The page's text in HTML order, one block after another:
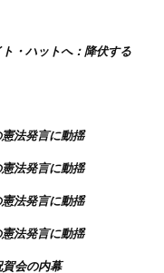
・ハットへ：降伏する
法発言に動揺
法発言に動揺
法発言に動揺
法発言に動揺
会の内幕